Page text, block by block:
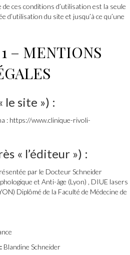
ces conditions d’utilisation est la seule
d’utilisation du site et jusqu’à ce qu’une
– MENTIONS
le site ») :
: https://www.clinique-rivoli-
« l’éditeur ») :
par le Docteur Schneider
et Anti-âge (Lyon) , DIUE lasers
Diplômé de la Faculté de Médecine de
Blandine Schneider